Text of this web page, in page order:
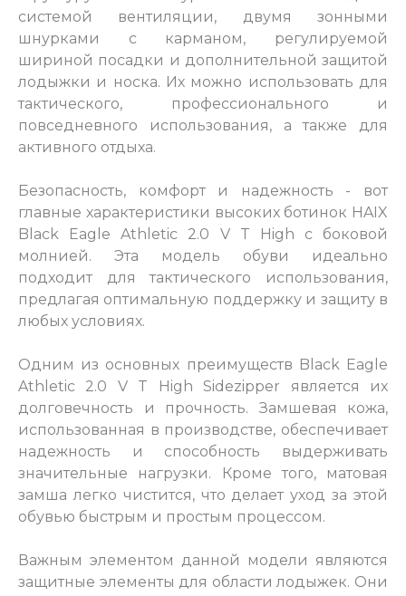
системой вентиляции, двумя зонными
шнурками с карманом, регулируемой
шириной посадки и дополнительной защитой
лодыжки и носка. Их можно использовать для
тактического, профессионального и
повседневного использования, а также для
активного отдыха.
Безопасность, комфорт и надежность - вот
главные характеристики высоких ботинок HAIX
Black Eagle Athletic 2.0 V T High с боковой
молнией. Эта модель обуви идеально
подходит для тактического использования,
предлагая оптимальную поддержку и защиту в
любых условиях.
Одним из основных преимуществ Black Eagle
Athletic 2.0 V T High Sidezipper является их
долговечность и прочность. Замшевая кожа,
использованная в производстве, обеспечивает
надежность и способность выдерживать
значительные нагрузки. Кроме того, матовая
замша легко чистится, что делает уход за этой
обувью быстрым и простым процессом.
Важным элементом данной модели являются
защитные элементы для области лодыжек. Они